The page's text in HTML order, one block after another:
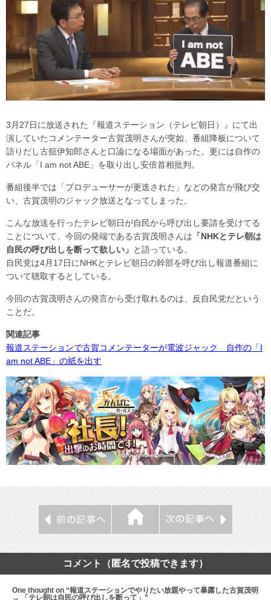
3月27日に放送された『報道ステーション（テレビ朝日）』にて出
演していたコメンテーター古賀茂明さんが突如、番組降板について
語りだし古舘伊知郎さんと口論になる場面があった。更には自作の
パネル「I am not ABE」を取り出し安倍首相批判。
番組後半では「プロデューサーが更迭された」などの発言が飛び交
い、古賀茂明のジャック放送となってしまった。
こんな放送を行ったテレビ朝日が自民から呼び出し要請を受けてる
ことについて、今回の発端である古賀茂明さんは 「NHKとテレ朝は
自民の呼び出しを断って欲しい」 と語っている。
自民党は4月17日にNHKとテレビ朝日の幹部を呼び出し報道番組に
ついて聴取するとしている。
今回の古賀茂明さんの発言から受け取れるのは、反自民党だという
ことだ。
関連記事
報道ステーションで古賀コメンテーターが電波ジャック 自作の「I
am not ABE」の紙を出す
コメント（匿名で投稿できます）
One thought on “報道ステーションでやりたい放題やって暴露した古賀茂明
→ 「テレ朝は自民の呼び出しを断って」”